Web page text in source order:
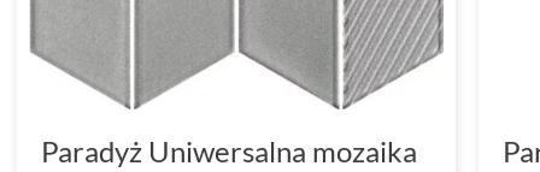
Paradyż Uniwersalna mozaika